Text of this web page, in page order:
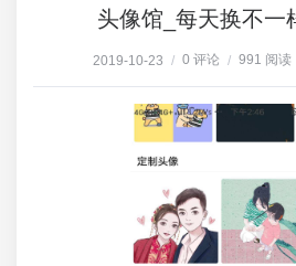
头像馆_每天换不一
2019-10-23 / 0 评论 / 991 阅读